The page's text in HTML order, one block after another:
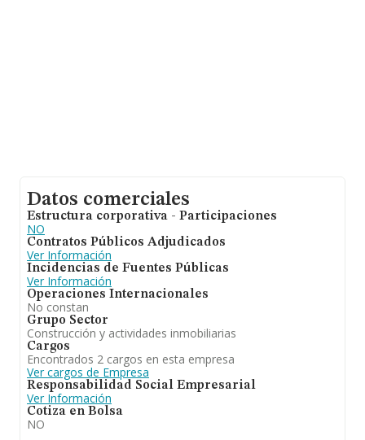
Datos comerciales
Estructura corporativa - Participaciones
NO
Contratos Públicos Adjudicados
Ver Información
Incidencias de Fuentes Públicas
Ver Información
Operaciones Internacionales
No constan
Grupo Sector
Construcción y actividades inmobiliarias
Cargos
Encontrados 2 cargos en esta empresa
Ver cargos de Empresa
Responsabilidad Social Empresarial
Ver Información
Cotiza en Bolsa
NO